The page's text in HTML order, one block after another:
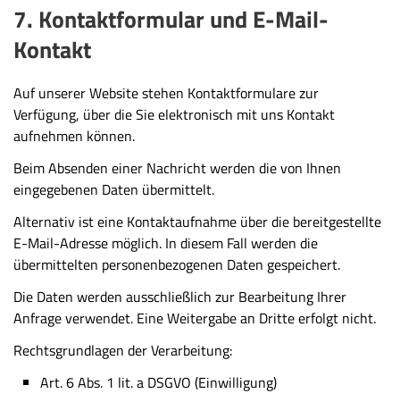
7. Kontaktformular und E-Mail-
Kontakt
Auf unserer Website stehen Kontaktformulare zur
Verfügung, über die Sie elektronisch mit uns Kontakt
aufnehmen können.
Beim Absenden einer Nachricht werden die von Ihnen
eingegebenen Daten übermittelt.
Alternativ ist eine Kontaktaufnahme über die bereitgestellte
E-Mail-Adresse möglich. In diesem Fall werden die
übermittelten personenbezogenen Daten gespeichert.
Die Daten werden ausschließlich zur Bearbeitung Ihrer
Anfrage verwendet. Eine Weitergabe an Dritte erfolgt nicht.
Rechtsgrundlagen der Verarbeitung:
Art. 6 Abs. 1 lit. a DSGVO (Einwilligung)